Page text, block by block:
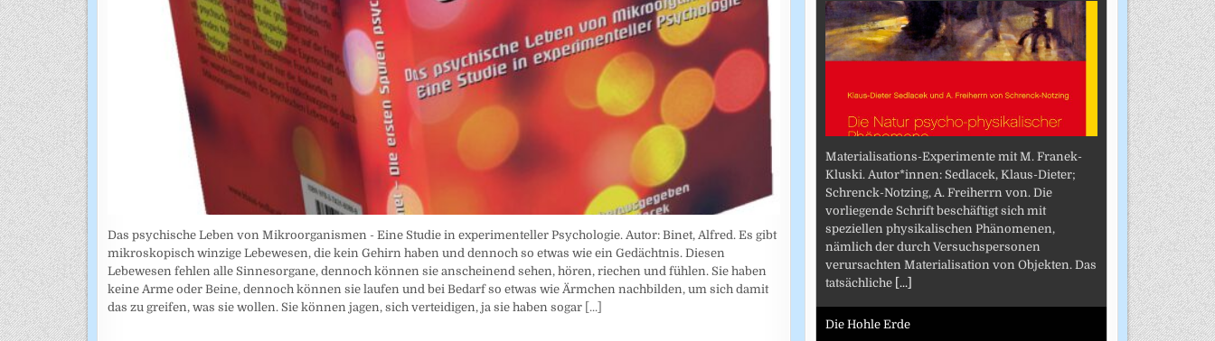
Das psychische Leben von Mikroorganismen - Eine Studie in experimenteller Psychologie. Autor: Binet, Alfred. Es gibt
mikroskopisch winzige Lebewesen, die kein Gehirn haben und dennoch so etwas wie ein Gedächtnis. Diesen
Lebewesen fehlen alle Sinnesorgane, dennoch können sie anscheinend sehen, hören, riechen und fühlen. Sie haben
keine Arme oder Beine, dennoch können sie laufen und bei Bedarf so etwas wie Ärmchen nachbilden, um sich damit
das zu greifen, was sie wollen. Sie können jagen, sich verteidigen, ja sie haben sogar [...]
Materialisations-Experimente mit M. Franek-
Kluski. Autor*innen: Sedlacek, Klaus-Dieter;
Schrenck-Notzing, A. Freiherrn von. Die
vorliegende Schrift beschäftigt sich mit
speziellen physikalischen Phänomenen,
nämlich der durch Versuchspersonen
verursachten Materialisation von Objekten. Das
tatsächliche [...]
Die Hohle Erde